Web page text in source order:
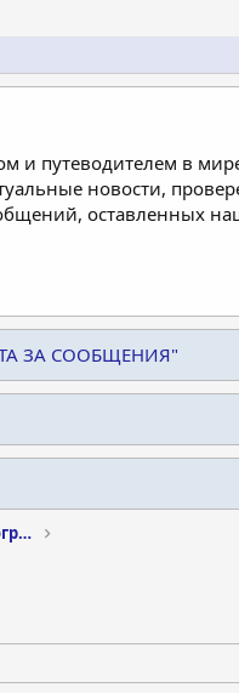
путеводителем в
новости,
оставленных
ЗА СООБЩЕНИЯ"
Архив раздела: Список проблемных программ